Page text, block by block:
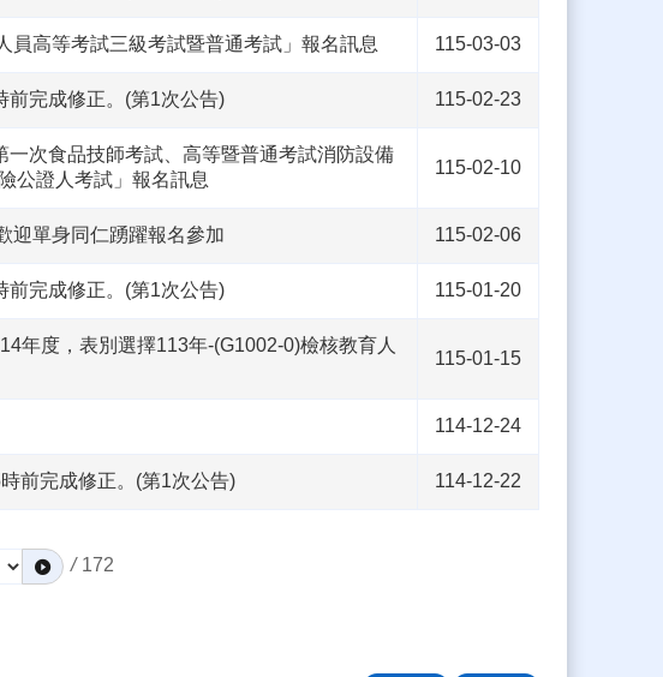
高等考試三級考試暨普通考試」報名訊息 115-03-03
前完成修正。(第1次公告) 115-02-23
一次食品技師考試、高等暨普通考試消防設備
公證人考試」報名訊息
115-02-10
迎單身同仁踴躍報名參加 115-02-06
前完成修正。(第1次公告) 115-01-20
年度，表別選擇113年-(G1002-0)檢核教育人
115-01-15
114-12-24
前完成修正。(第1次公告) 114-12-22
/ 172